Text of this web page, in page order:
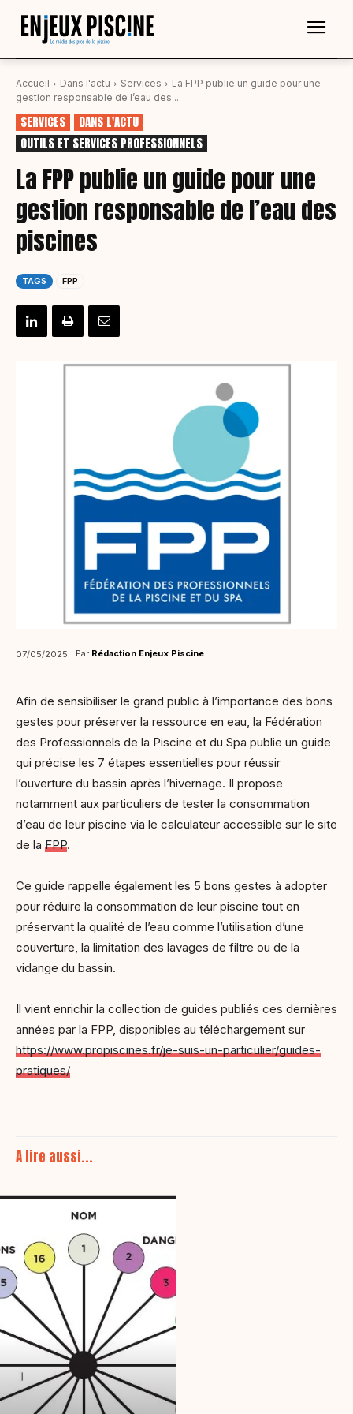
Accueil Dans l'actu Services
La FPP publie un guide pour une
gestion responsable de l’eau des...
SERVICES
DANS L'ACTU
OUTILS ET SERVICES PROFESSIONNELS
La FPP publie un guide pour une
gestion responsable de l’eau des
piscines
TAGS FPP
07/05/2025 Par Rédaction Enjeux Piscine
Afin de sensibiliser le grand public à l’importance des bons
gestes pour préserver la ressource en eau, la Fédération
des Professionnels de la Piscine et du Spa publie un guide
qui précise les 7 étapes essentielles pour réussir
l’ouverture du bassin après l’hivernage. Il propose
notamment aux particuliers de tester la consommation
d’eau de leur piscine via le calculateur accessible sur le site
de la FPP.
Ce guide rappelle également les 5 bons gestes à adopter
pour réduire la consommation de leur piscine tout en
préservant la qualité de l’eau comme l’utilisation d’une
couverture, la limitation des lavages de filtre ou de la
vidange du bassin.
Il vient enrichir la collection de guides publiés ces dernières
années par la FPP, disponibles au téléchargement sur
https://www.propiscines.fr/je-suis-un-particulier/guides-
pratiques/
A lire aussi...